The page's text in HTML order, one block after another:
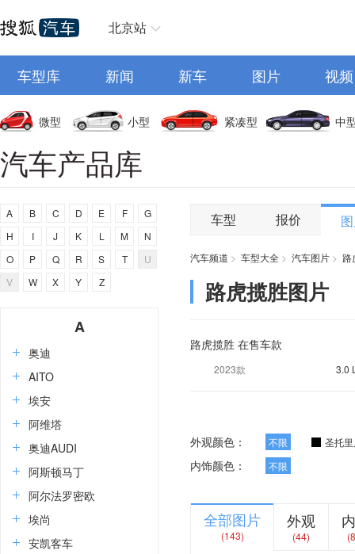
北京站
车型库 新闻 新车 图片 视频
微型 小型 紧凑型 中
汽车产品库
A B C D E F
G
H
I J K L M
N
O
P Q R S T
U
V
W X Y Z
A
奥迪
AITO
埃安
阿维塔
奥迪AUDI
阿斯顿马丁
阿尔法罗密欧
埃尚
安凯客车
车型 报价
汽车频道 > 车型大全 > 汽车图片 > 路
路虎揽胜图片
路虎揽胜 在售车款
2023款 3.0
外观颜色： 不限 圣托
内饰颜色： 不限
全部图片
(143)
外观
(44)